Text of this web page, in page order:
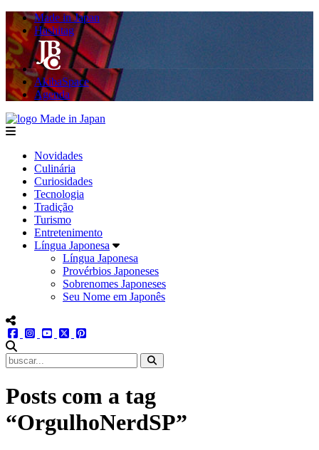
Made in Japan
Hashitag
AkibaSpace
Agenda
menu
Novidades
Culinária
Curiosidades
Tecnologia
Tradição
Turismo
Entretenimento
Língua Japonesa
Língua Japonesa
Provérbios Japoneses
Sobrenomes Japoneses
Seu Nome em Japonês
menu redes social
facebookinstagram
youtube
twitter
Posts com a tag
“OrgulhoNerdSP”